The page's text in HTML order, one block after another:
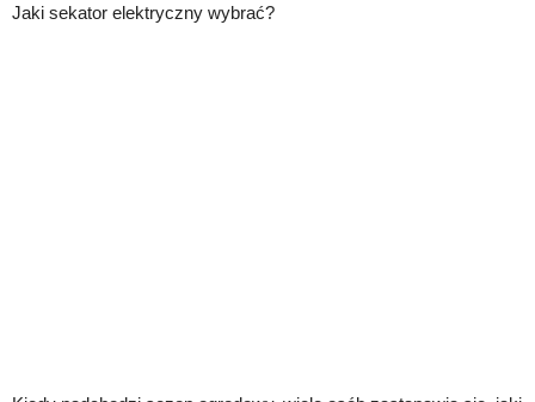
Jaki sekator elektryczny wybrać?